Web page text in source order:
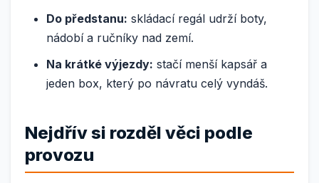
Do předstanu: skládací regál udrží boty,
nádobí a ručníky nad zemí.
Na krátké výjezdy: stačí menší kapsář a
jeden box, který po návratu celý vyndáš.
Nejdřív si rozděl věci podle
provozu